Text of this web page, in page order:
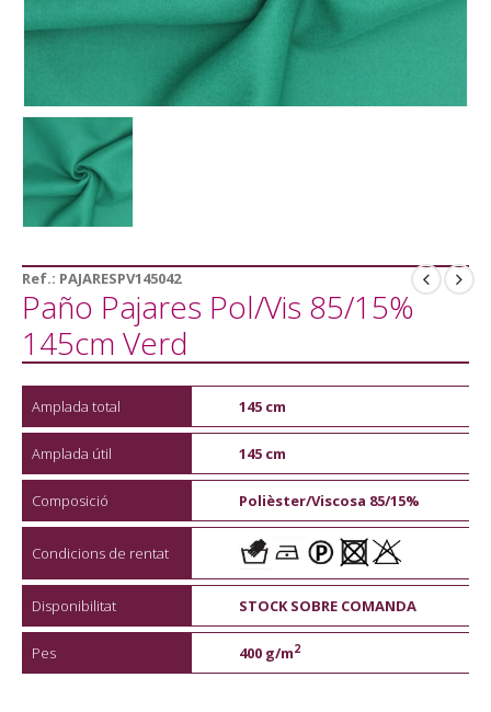
Ref.: PAJARESPV145042
Paño Pajares Pol/Vis 85/15%
145cm Verd
Amplada total 145 cm
Amplada útil 145 cm
Composició Polièster/Viscosa 85/15%
Condicions de rentat
Disponibilitat STOCK SOBRE COMANDA
Pes 400 g/m2